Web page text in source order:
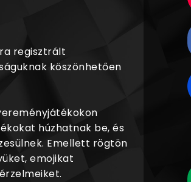
regisztrált
köszönhetően
húzhatnak be, és
Emellett rögtön
emojikat